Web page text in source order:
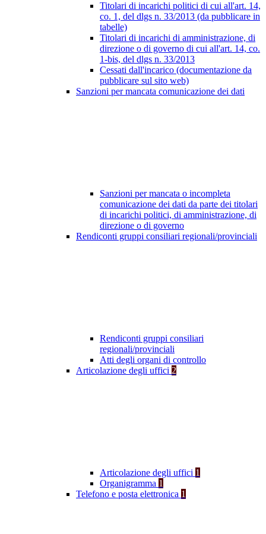
Titolari di incarichi politici di cui all'art. 14,
co. 1, del dlgs n. 33/2013 (da pubblicare in
tabelle)
Titolari di incarichi di amministrazione, di
direzione o di governo di cui all'art. 14, co.
1-bis, del dlgs n. 33/2013
Cessati dall'incarico (documentazione da
pubblicare sul sito web)
Sanzioni per mancata comunicazione dei dati
Sanzioni per mancata o incompleta
comunicazione dei dati da parte dei titolari
di incarichi politici, di amministrazione, di
direzione o di governo
Rendiconti gruppi consiliari regionali/provinciali
Rendiconti gruppi consiliari
regionali/provinciali
Atti degli organi di controllo
Articolazione degli uffici 2
Articolazione degli uffici 1
Organigramma 1
Telefono e posta elettronica 1